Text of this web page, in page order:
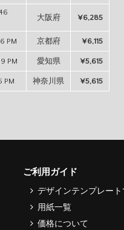
大阪府 ¥6,285
PM 京都府 ¥6,115
PM 愛知県 ¥5,615
PM 神奈川県 ¥5,615
ご利用ガイド
デザインテンプレー
用紙一覧
価格について